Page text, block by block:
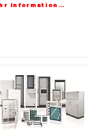
Mehr Informationen